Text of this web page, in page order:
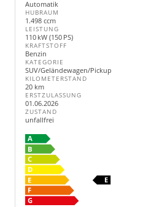
Automatik
HUBRAUM
1.498 ccm
LEISTUNG
110 kW (150 PS)
KRAFTSTOFF
Benzin
KATEGORIE
SUV/Geländewagen/Pickup
KILOMETERSTAND
20 km
ERSTZULASSUNG
01.06.2026
ZUSTAND
unfallfrei